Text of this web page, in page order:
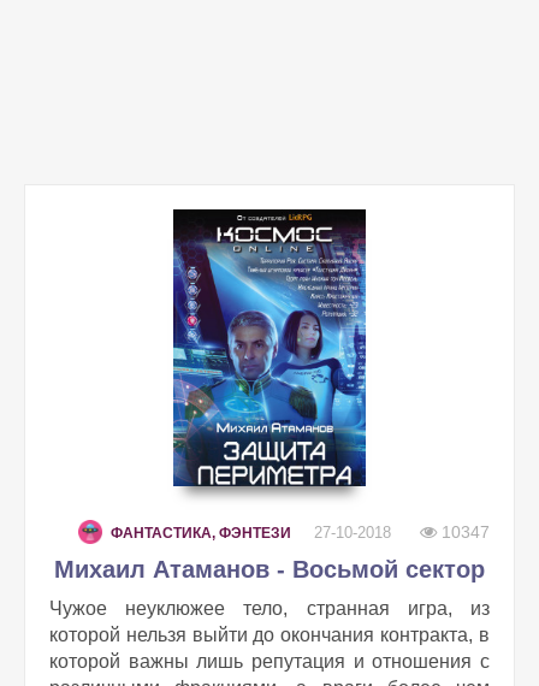
ФАНТАСТИКА, ФЭНТЕЗИ 27-10-2018 10347
Михаил Атаманов - Восьмой сектор
Чужое неуклюжее тело, странная игра, из
которой нельзя выйти до окончания контракта, в
которой важны лишь репутация и отношения с